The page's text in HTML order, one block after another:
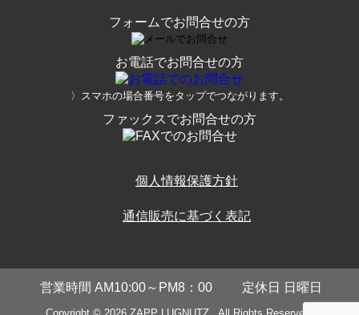
フォームでお問合せの方
お電話でお問合せの方
〉スマホの場合番号をタップでつながります。
ファックスでお問合せの方
個人情報保護方針
通信販売に基づく表記
営業時間 AM10:00～PM8：00 定休日 日曜日